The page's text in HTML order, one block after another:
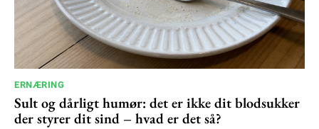
ERNÆRING
Sult og dårligt humør: det er ikke dit blodsukker
der styrer dit sind – hvad er det så?